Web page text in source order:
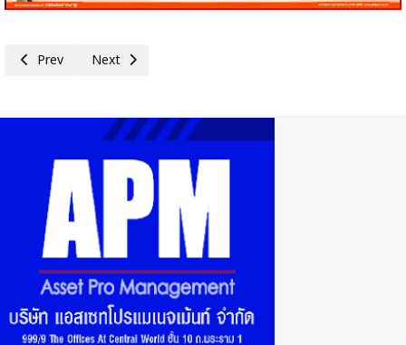
Previous article: ORI ขายหุ้นกู้ชุดใหม่ครั้งที่ 2/2569
Prev Next article: IRPC คว้า 5 รางวัลยอดเยี่ยมแห่งเอเชีย จากเ
Next